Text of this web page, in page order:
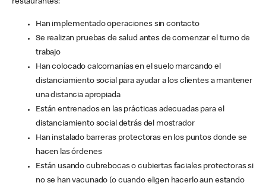
restaurantes:
Han implementado operaciones sin contacto
Se realizan pruebas de salud antes de comenzar el turno de
trabajo
Han colocado calcomanías en el suelo marcando el
distanciamiento social para ayudar a los clientes a mantener
una distancia apropiada
Están entrenados en las prácticas adecuadas para el
distanciamiento social detrás del mostrador
Han instalado barreras protectoras en los puntos donde se
hacen las órdenes
Están usando cubrebocas o cubiertas faciales protectoras si
no se han vacunado (o cuando eligen hacerlo aun estando